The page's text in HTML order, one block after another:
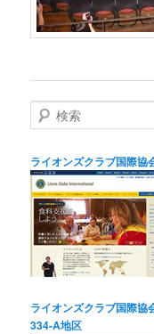
検
索
ライオンズクラブ国際協
ライオンズクラブ国際協
334-A地区